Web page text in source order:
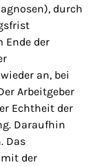
durch
Ende der
an, bei
Arbeitgeber
Echtheit der
Daraufhin
Das
der